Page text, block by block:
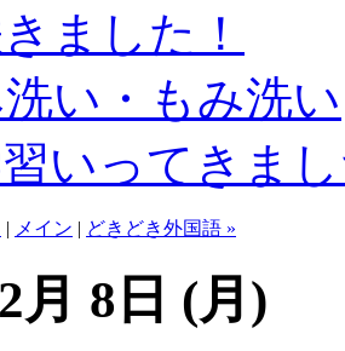
ました！
い・もみ洗い
いってきま
| メイン | どきどき外国語 »
月 8日 (月)